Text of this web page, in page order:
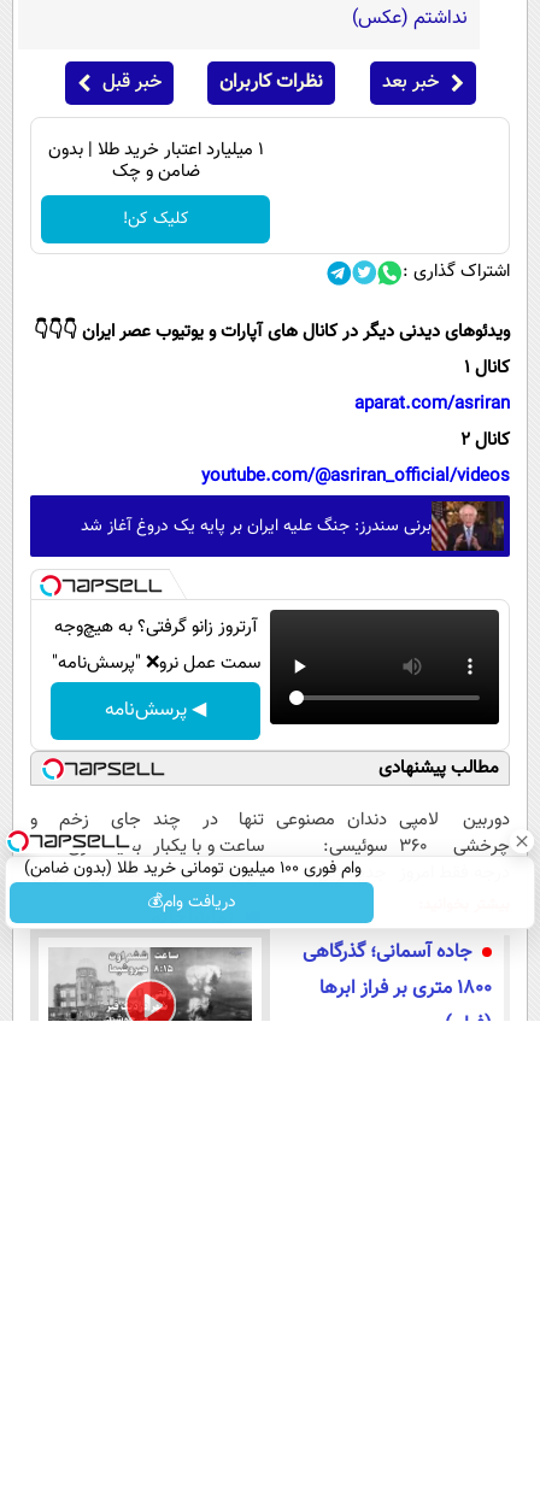
نداشتم (عکس)
خبر بعد نظرات کاربران خبر قبل
۱ میلیارد اعتبار خرید طلا | بدون
ضامن و چک
کلیک کن!
اشتراک گذاری :
ویدئوهای دیدنی دیگر در کانال های آپارات و یوتیوب عصر ایران 👇👇👇
کانال 1
aparat.com/asriran
کانال 2
youtube.com/@asriran_official/videos
برنی سندرز: جنگ علیه ایران بر پایه یک دروغ آغاز شد
آرتروز زانو گرفتی؟ به هیچ‌وجه
سمت عمل نرو❌ "پرسش‌نامه"
◀ پرسش‌نامه
مطالب پیشنهادی
دوربین لامپی
چرخشی 360
پرداخت درب
منزل
دندان مصنوعی
سوئیسی:
جدیدترین
سبک و مقاوم |
پرداخت قسطی
تنها در چند
ساعت و با یکبار
مراجعه به
خودرو45
جای زخم و
بخیه داری؟؟ 3
هفته‌ای محوش
جاده آسمانی؛ گذرگاهی
۱۸۰۰ متری بر فراز ابرها
(فیلم)
تماشاخانه
وام فوری 100 میلیون تومانی خرید طلا (بدون ضامن)
دریافت وام💰